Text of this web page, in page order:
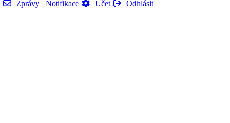
Zprávy Notifikace Účet Odhlásit